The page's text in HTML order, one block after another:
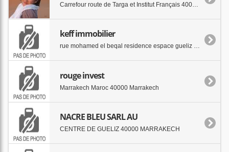
Carrefour route de Targa et Institut Français 40000 Marrakech
keff immobilier
rue mohamed el beqal residence espace gueliz 2 eta 40000 marrakech
rouge invest
Marrakech Maroc 40000 Marrakech
NACRE BLEU SARL AU
CENTRE DE GUELIZ 40000 MARRAKECH